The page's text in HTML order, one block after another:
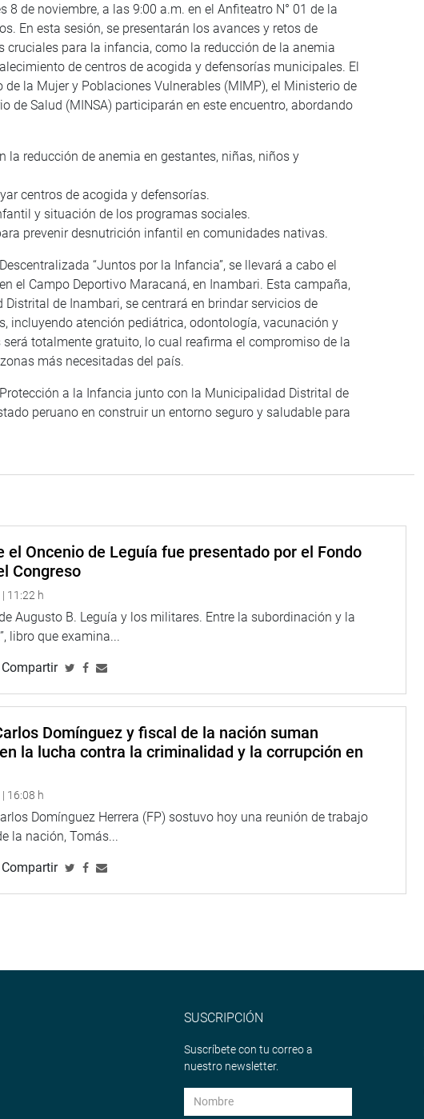
de noviembre, a las 9:00 a.m. en el Anfiteatro N° 01 de la
En esta sesión, se presentarán los avances y retos de
para la infancia, como la reducción de la anemia
de centros de acogida y defensorías municipales. El
la Mujer y Poblaciones Vulnerables (MIMP), el Ministerio de
de Salud (MINSA) participarán en este encuentro, abordando
la reducción de anemia en gestantes, niñas, niños y
centros de acogida y defensorías.
y situación de los programas sociales.
prevenir desnutrición infantil en comunidades nativas.
“Juntos por la Infancia”, se llevará a cabo el
el Campo Deportivo Maracaná, en Inambari. Esta campaña,
de Inambari, se centrará en brindar servicios de
incluyendo atención pediátrica, odontología, vacunación y
totalmente gratuito, lo cual reafirma el compromiso de la
más necesitadas del país.
a la Infancia junto con la Municipalidad Distrital de
peruano en construir un entorno seguro y saludable para
el Oncenio de Leguía fue presentado por el Fondo
Congreso
11:22 h
Augusto B. Leguía y los militares. Entre la subordinación y la
libro que examina...
Compartir
Domínguez y fiscal de la nación suman
la lucha contra la criminalidad y la corrupción en
16:08 h
Domínguez Herrera (FP) sostuvo hoy una reunión de trabajo
la nación, Tomás...
Compartir
SUSCRIPCIÓN
Suscríbete con tu correo a
nuestro newsletter.